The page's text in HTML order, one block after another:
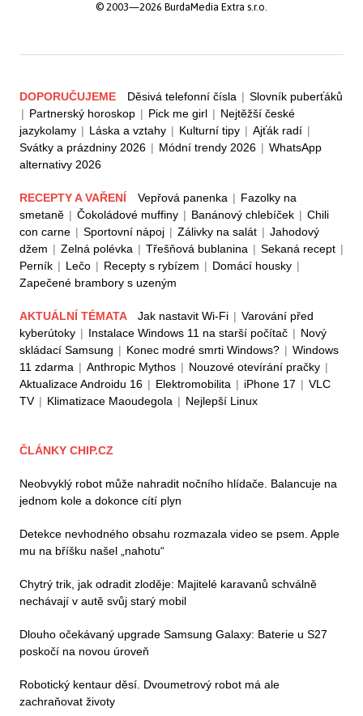
© 2003—2026 BurdaMedia Extra s.r.o.
DOPORUČUJEME Děsivá telefonní čísla | Slovník puberťáků
| Partnerský horoskop | Pick me girl | Nejtěžší české
jazykolamy | Láska a vztahy | Kulturní tipy | Ajťák radí |
Svátky a prázdniny 2026 | Módní trendy 2026 | WhatsApp
alternativy 2026
RECEPTY A VAŘENÍ Vepřová panenka | Fazolky na
smetaně | Čokoládové muffiny | Banánový chlebíček | Chili
con carne | Sportovní nápoj | Zálivky na salát | Jahodový
džem | Zelná polévka | Třešňová bublanina | Sekaná recept |
Perník | Lečo | Recepty s rybízem | Domácí housky |
Zapečené brambory s uzeným
AKTUÁLNÍ TÉMATA Jak nastavit Wi-Fi | Varování před
kyberútoky | Instalace Windows 11 na starší počítač | Nový
skládací Samsung | Konec modré smrti Windows? | Windows
11 zdarma | Anthropic Mythos | Nouzové otevírání pračky |
Aktualizace Androidu 16 | Elektromobilita | iPhone 17 | VLC
TV | Klimatizace Maoudegola | Nejlepší Linux
ČLÁNKY CHIP.CZ
Neobvyklý robot může nahradit nočního hlídače. Balancuje na
jednom kole a dokonce cítí plyn
Detekce nevhodného obsahu rozmazala video se psem. Apple
mu na bříšku našel „nahotu“
Chytrý trik, jak odradit zloděje: Majitelé karavanů schválně
nechávají v autě svůj starý mobil
Dlouho očekávaný upgrade Samsung Galaxy: Baterie u S27
poskočí na novou úroveň
Robotický kentaur děsí. Dvoumetrový robot má ale
zachraňovat životy